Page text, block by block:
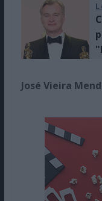
José Vieira